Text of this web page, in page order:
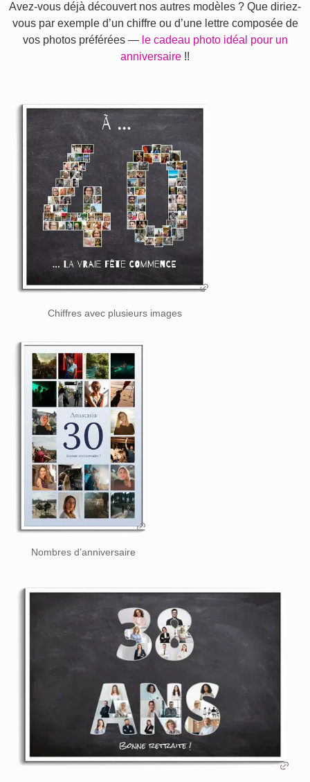
Avez-vous déjà découvert nos autres modèles ? Que diriez-
vous par exemple d’un chiffre ou d’une lettre composée de
vos photos préférées — le cadeau photo idéal pour un
anniversaire !!
Chiffres avec plusieurs images
Nombres d’anniversaire